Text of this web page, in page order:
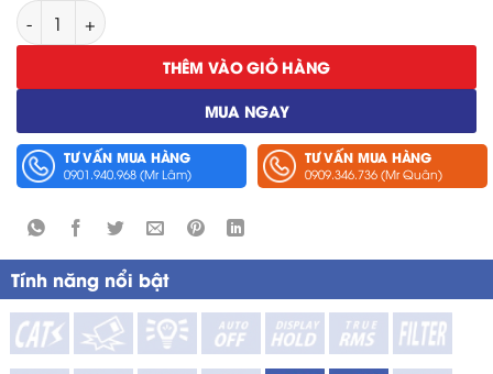
Đầu Đo Hioki L4938 số lượng
THÊM VÀO GIỎ HÀNG
MUA NGAY
TƯ VẤN MUA HÀNG
0901.940.968 (Mr Lâm)
TƯ VẤN MUA HÀNG
0909.346.736 (Mr Quân)
Tính năng nổi bật